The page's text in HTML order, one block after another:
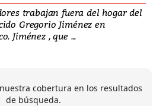
trabajan fuera del hogar del
Gregorio Jiménez en
Jiménez , que ...
cobertura en los resultados
de búsqueda.